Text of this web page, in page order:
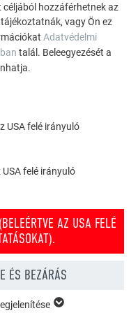
a tető és homlokzat
céljából hozzáférhetnek az
vagy Ön ez
Adatvédelmi
talál. Beleegyezését a
USA felé irányuló
felé irányuló
AZ USA FELÉ
ÉS BEZÁRÁS